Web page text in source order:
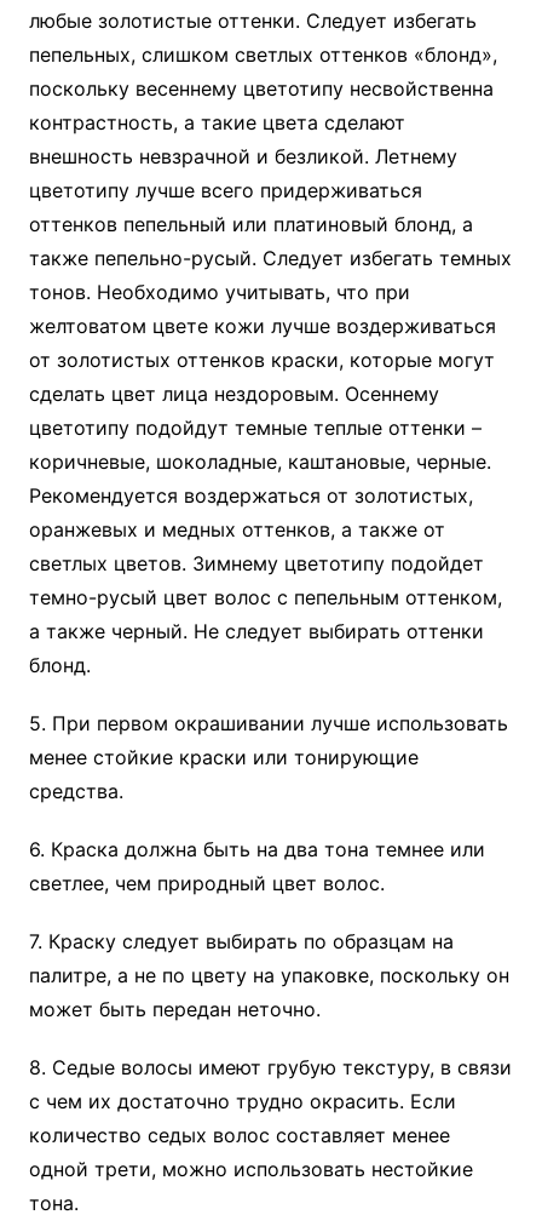
любые золотистые оттенки. Следует избегать
пепельных, слишком светлых оттенков «блонд»,
поскольку весеннему цветотипу несвойственна
контрастность, а такие цвета сделают
внешность невзрачной и безликой. Летнему
цветотипу лучше всего придерживаться
оттенков пепельный или платиновый блонд, а
также пепельно-русый. Следует избегать темных
тонов. Необходимо учитывать, что при
желтоватом цвете кожи лучше воздерживаться
от золотистых оттенков краски, которые могут
сделать цвет лица нездоровым. Осеннему
цветотипу подойдут темные теплые оттенки –
коричневые, шоколадные, каштановые, черные.
Рекомендуется воздержаться от золотистых,
оранжевых и медных оттенков, а также от
светлых цветов. Зимнему цветотипу подойдет
темно-русый цвет волос с пепельным оттенком,
а также черный. Не следует выбирать оттенки
блонд.
5. При первом окрашивании лучше использовать
менее стойкие краски или тонирующие
средства.
6. Краска должна быть на два тона темнее или
светлее, чем природный цвет волос.
7. Краску следует выбирать по образцам на
палитре, а не по цвету на упаковке, поскольку он
может быть передан неточно.
8. Седые волосы имеют грубую текстуру, в связи
с чем их достаточно трудно окрасить. Если
количество седых волос составляет менее
одной трети, можно использовать нестойкие
тона.